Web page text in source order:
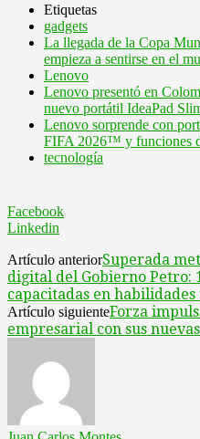
Etiquetas
gadgets
La llegada de la Copa
empieza a sentirse en el
Lenovo
Lenovo presentó en
nuevo portátil IdeaPad
Lenovo sorprende con
FIFA 2026™ y funciones
tecnología
Facebook
Linkedin
Artículo anteriorSuperada
digital del Gobierno Petro:
capacitadas en habilidades
Artículo siguienteForza
empresarial con sus